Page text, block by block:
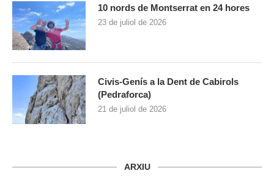
10 nords de Montserrat en 24 hores
23 de juliol de 2026
Civis-Genís a la Dent de Cabirols
(Pedraforca)
21 de juliol de 2026
ARXIU